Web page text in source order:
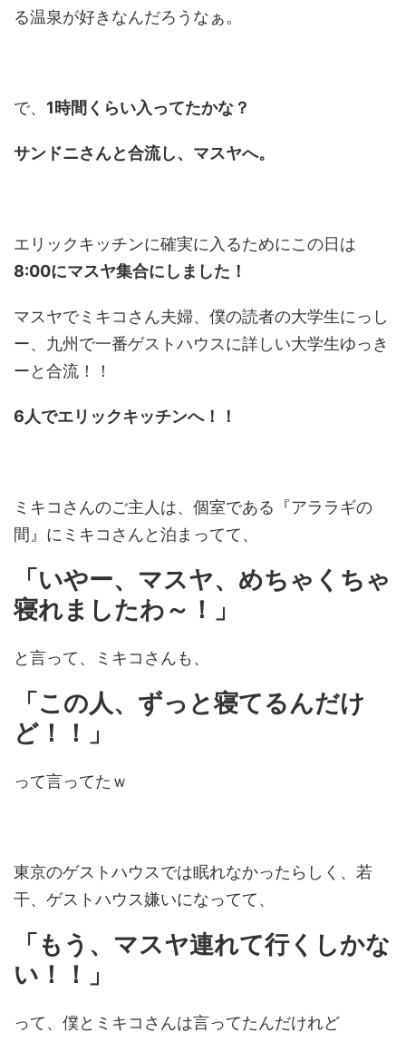
る温泉が好きなんだろうなぁ。
で、 1時間くらい入ってたかな？
サンドニさんと合流し、マスヤへ。
エリックキッチンに確実に入るためにこの日は
8:00にマスヤ集合にしました！
マスヤでミキコさん夫婦、僕の読者の大学生にっし
ー、九州で一番ゲストハウスに詳しい大学生ゆっき
ーと合流！！
6人でエリックキッチンへ！！
ミキコさんのご主人は、個室である『アララギの
間』にミキコさんと泊まってて、
「いやー、マスヤ、めちゃくちゃ
寝れましたわ～！」
と言って、ミキコさんも、
「この人、ずっと寝てるんだけ
ど！！」
って言ってたｗ
東京のゲストハウスでは眠れなかったらしく、若
干、ゲストハウス嫌いになってて、
「もう、マスヤ連れて行くしかな
い！！」
って、僕とミキコさんは言ってたんだけれど